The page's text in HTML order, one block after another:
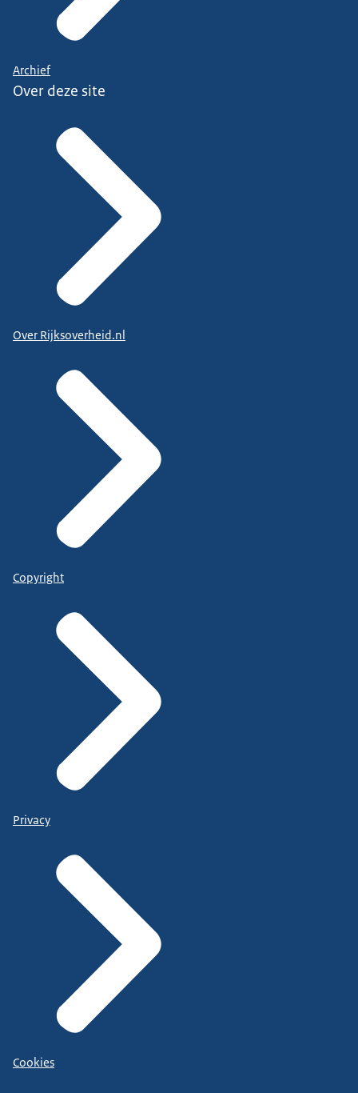
Archief
Over deze site
Over Rijksoverheid.nl
Copyright
Privacy
Cookies